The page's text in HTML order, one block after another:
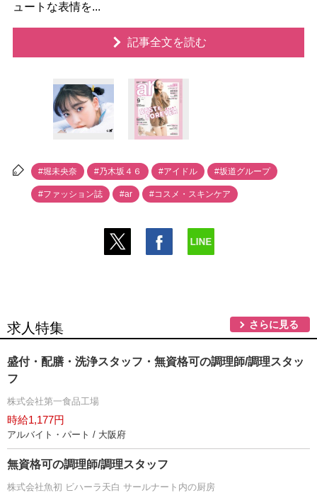
ュートな表情を...
記事全文を読む
#堀未央奈 #乃木坂４６ #アイドル #坂道グループ
#ファッション誌 #ar #コスメ・スキンケア
求人特集 さらに見る
盛付・配膳・洗浄スタッフ・無資格可の調理師/調理スタッ
フ
株式会社第一食品工場
時給1,177円
アルバイト・パート / 大阪府
無資格可の調理師/調理スタッフ
株式会社魚初 ビハーラ天白 サールナート内の厨房